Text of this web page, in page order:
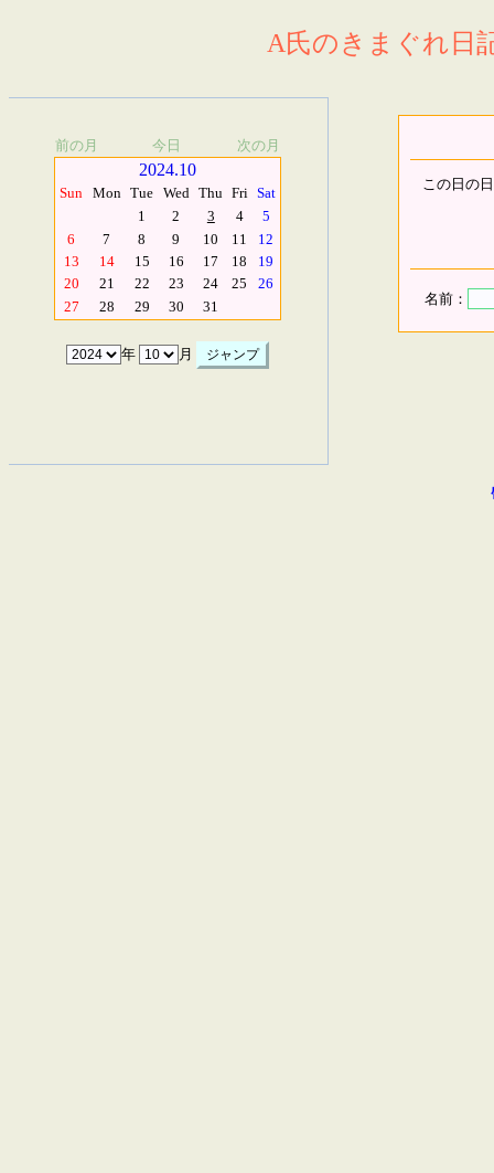
A氏のきまぐれ日
前の月 今日 次の月
2024.10
Sun Mon Tue Wed Thu Fri Sat
1
2 3 4
5
6
7 8 9 10 11
12
13
14 15 16 17 18
19
20
21 22 23 24 25
26
27
28 29 30 31
年 月
この日の
名前：